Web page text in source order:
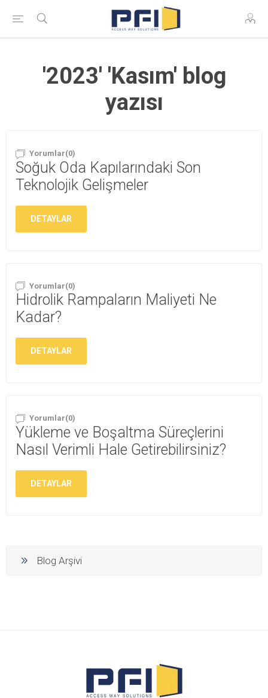
'2023' 'Kasım' blog
yazısı
Yorumlar(0)
Soğuk Oda Kapılarındaki Son
Teknolojik Gelişmeler
DETAYLAR
Yorumlar(0)
Hidrolik Rampaların Maliyeti Ne
Kadar?
DETAYLAR
Yorumlar(0)
Yükleme ve Boşaltma Süreçlerini
Nasıl Verimli Hale Getirebilirsiniz?
DETAYLAR
Blog Arşivi